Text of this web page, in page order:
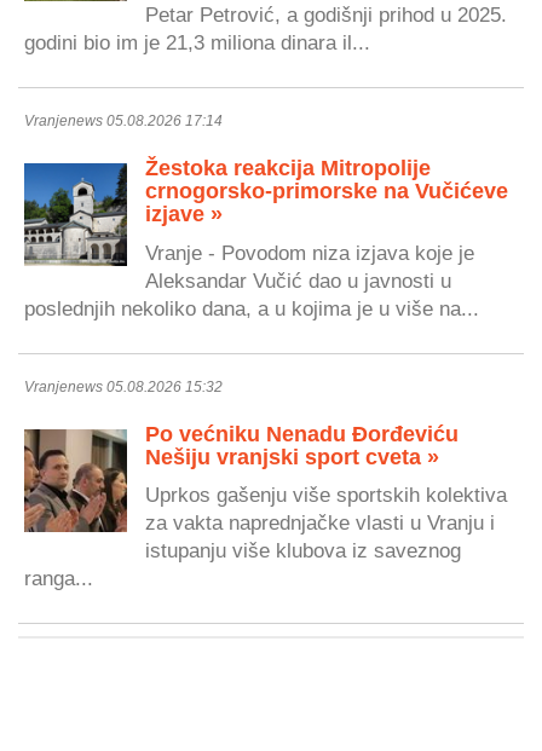
Petar Petrović, a godišnji prihod u 2025.
godini bio im je 21,3 miliona dinara il...
Vranjenews 05.08.2026 17:14
Žestoka reakcija Mitropolije
crnogorsko-primorske na Vučićeve
izjave »
Vranje - Povodom niza izjava koje je
Aleksandar Vučić dao u javnosti u
poslednjih nekoliko dana, a u kojima je u više na...
Vranjenews 05.08.2026 15:32
Po većniku Nenadu Đorđeviću
Nešiju vranjski sport cveta »
Uprkos gašenju više sportskih kolektiva
za vakta naprednjačke vlasti u Vranju i
istupanju više klubova iz saveznog
ranga...